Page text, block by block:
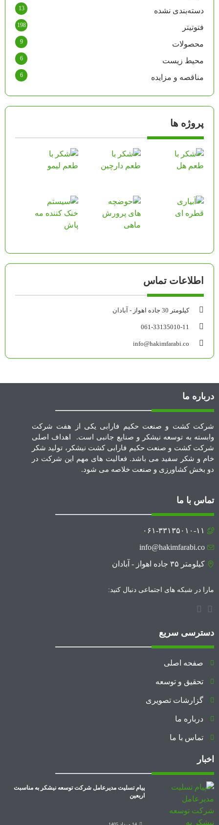
دسته‌بندی نشده 13
فتوتیتر 198
محصولات 9
محیط زیست 6
مناقصه و مزایده 6
پروژه ها
اطلاعات تماس
کیلومتر 30 جاده اهواز - آبادان
061-33135010-11
info@hakimfarabi.co
درباره ما
شرکت کشت و صنعت حکیم فارابی یکی از هفت شرکت
وابسته به توسعه نیشکر و صنایع جانبی است. اهداف اصلی
شرکت کشت و صنعت حکیم فارابی کشت نیشکر، تولید شکر
خام و شکر سفید می باشد. فعالیت های مهم این شرکت در
دو بخش کشاورزی و صنعت خلاصه می شود.
تماس با ما
۰۶۱-۳۳۱۳۵۰۱۰-۱۱
info@hakimfarabi.co
کیلومتر ۳۵ جاده اهواز - آبادان
مارا در شبکه های اجتماعی دنبال کنید:
دسترسی سریع
صفحه اصلی
تحقیق و توسعه
گزارشات تصویری
درباره ما
تماس با ما
اخبار
پیام تسلیت مدیرعامل شرکت توسعه نیشکر به مناسبت
اربعین